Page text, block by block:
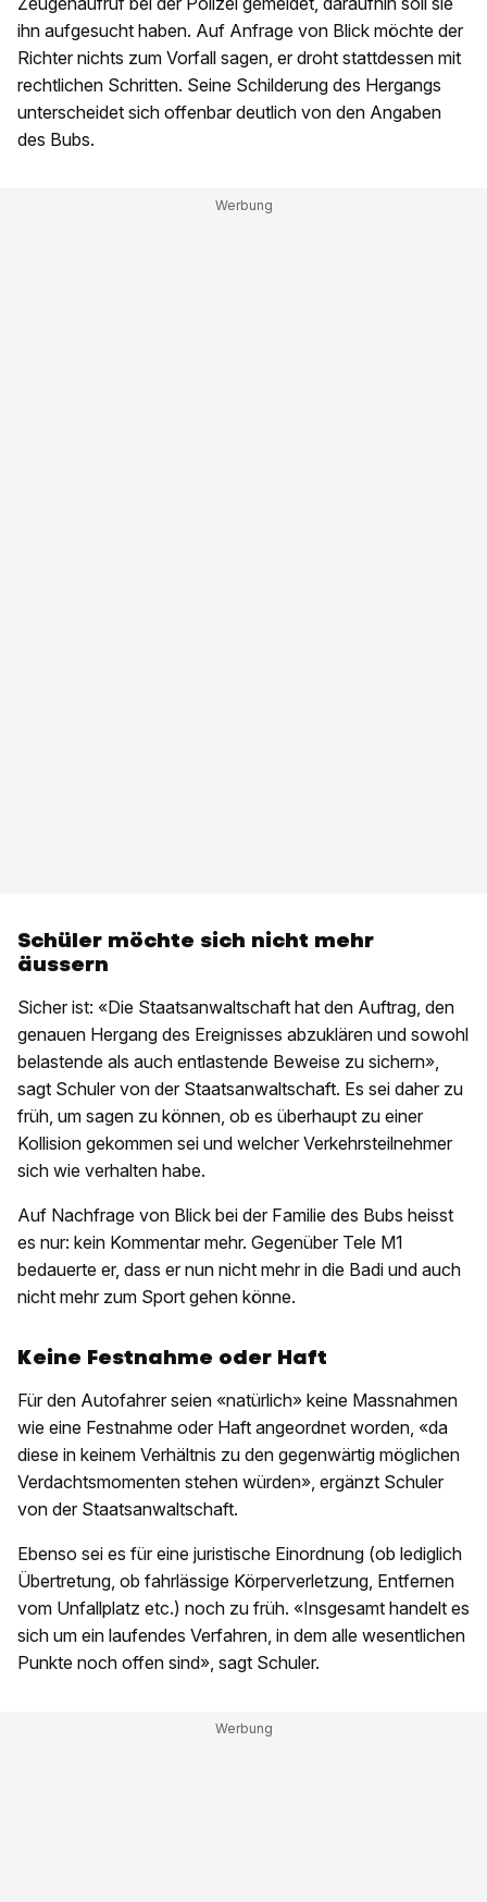
ihn aufgesucht haben. Auf Anfrage von Blick möchte der
Richter nichts zum Vorfall sagen, er droht stattdessen mit
rechtlichen Schritten. Seine Schilderung des Hergangs
unterscheidet sich offenbar deutlich von den Angaben
des Bubs.
Schüler möchte sich nicht mehr
äussern
Sicher ist: «Die Staatsanwaltschaft hat den Auftrag, den
genauen Hergang des Ereignisses abzuklären und sowohl
belastende als auch entlastende Beweise zu sichern»,
sagt Schuler von der Staatsanwaltschaft. Es sei daher zu
früh, um sagen zu können, ob es überhaupt zu einer
Kollision gekommen sei und welcher Verkehrsteilnehmer
sich wie verhalten habe.
Auf Nachfrage von Blick bei der Familie des Bubs heisst
es nur: kein Kommentar mehr. Gegenüber Tele M1
bedauerte er, dass er nun nicht mehr in die Badi und auch
nicht mehr zum Sport gehen könne.
Keine Festnahme oder Haft
Für den Autofahrer seien «natürlich» keine Massnahmen
wie eine Festnahme oder Haft angeordnet worden, «da
diese in keinem Verhältnis zu den gegenwärtig möglichen
Verdachtsmomenten stehen würden», ergänzt Schuler
von der Staatsanwaltschaft.
Ebenso sei es für eine juristische Einordnung (ob lediglich
Übertretung, ob fahrlässige Körperverletzung, Entfernen
vom Unfallplatz etc.) noch zu früh. «Insgesamt handelt es
sich um ein laufendes Verfahren, in dem alle wesentlichen
Punkte noch offen sind», sagt Schuler.